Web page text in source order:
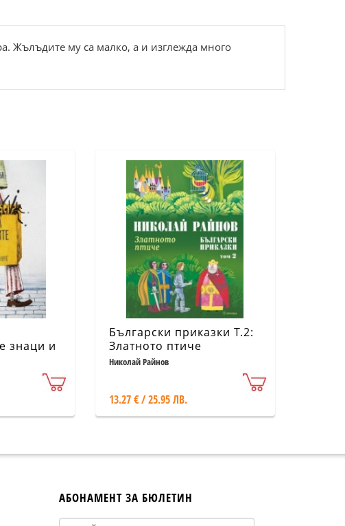
Жълъдите му са малко, а и изглежда много
знаци и
Български приказки Т.2:
Златното птиче
Николай Райнов
13.27 € / 25.95 ЛВ.
АБОНАМЕНТ ЗА БЮЛЕТИН